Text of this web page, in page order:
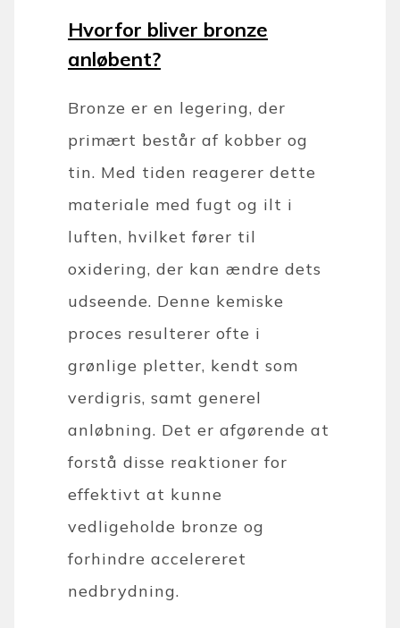
Hvorfor bliver bronze
anløbent?
Bronze er en legering, der
primært består af kobber og
tin. Med tiden reagerer dette
materiale med fugt og ilt i
luften, hvilket fører til
oxidering, der kan ændre dets
udseende. Denne kemiske
proces resulterer ofte i
grønlige pletter, kendt som
verdigris, samt generel
anløbning. Det er afgørende at
forstå disse reaktioner for
effektivt at kunne
vedligeholde bronze og
forhindre accelereret
nedbrydning.